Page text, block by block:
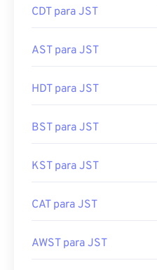
CDT para JST
AST para JST
HDT para JST
BST para JST
KST para JST
CAT para JST
AWST para JST